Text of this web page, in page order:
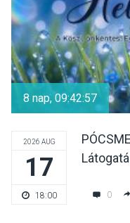
8 nap, 09:42:56
2026 AUG
17
18:00 0